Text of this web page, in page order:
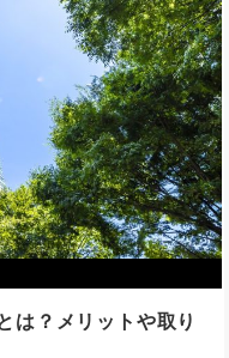
は？メリットや取り